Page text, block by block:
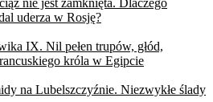
uderza w Rosję?
IX. Nil pełen trupów, głód,
króla w Egipcie
na Lubelszczyźnie. Niezwykłe ślady